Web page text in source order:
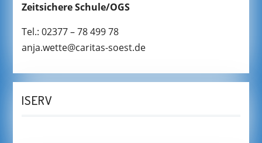
Zeitsichere Schule/OGS
Tel.: 02377 – 78 499 78
anja.wette@caritas-soest.de
ISERV